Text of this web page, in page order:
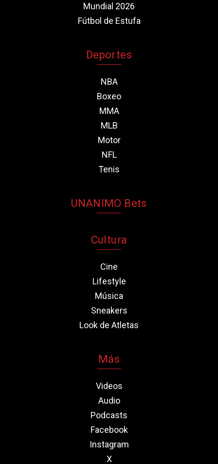
Mundial 2026
Fútbol de Estufa
Deportes
NBA
Boxeo
MMA
MLB
Motor
NFL
Tenis
UNANIMO Bets
Cultura
Cine
Lifestyle
Música
Sneakers
Look de Atletas
Más
Videos
Audio
Podcasts
Facebook
Instagram
X